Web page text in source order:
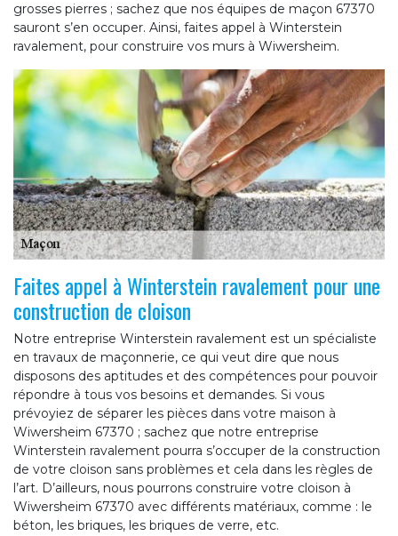
grosses pierres ; sachez que nos équipes de maçon 67370
sauront s’en occuper. Ainsi, faites appel à Winterstein
ravalement, pour construire vos murs à Wiwersheim.
Faites appel à Winterstein ravalement pour une
construction de cloison
Notre entreprise Winterstein ravalement est un spécialiste
en travaux de maçonnerie, ce qui veut dire que nous
disposons des aptitudes et des compétences pour pouvoir
répondre à tous vos besoins et demandes. Si vous
prévoyiez de séparer les pièces dans votre maison à
Wiwersheim 67370 ; sachez que notre entreprise
Winterstein ravalement pourra s’occuper de la construction
de votre cloison sans problèmes et cela dans les règles de
l’art. D’ailleurs, nous pourrons construire votre cloison à
Wiwersheim 67370 avec différents matériaux, comme : le
béton, les briques, les briques de verre, etc.